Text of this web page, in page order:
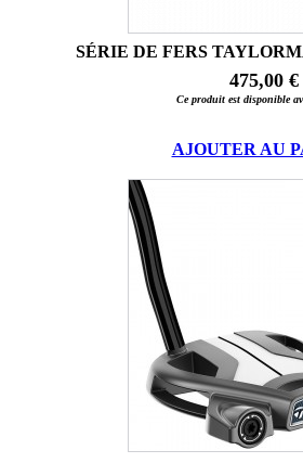
SÉRIE DE FERS
475,00 €
Ce produit est disponible
AJOUTER AU